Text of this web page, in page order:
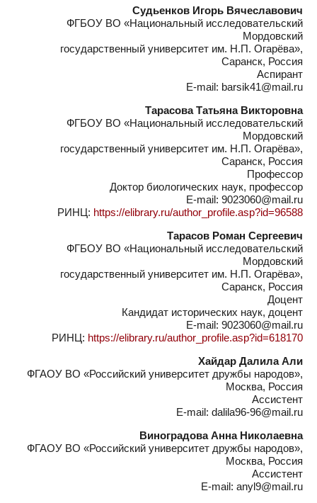
Судьенков Игорь Вячеславович
ФГБОУ ВО «Национальный исследовательский
Мордовский
государственный университет им. Н.П. Огарёва»,
Саранск, Россия
Аспирант
E-mail: barsik41@mail.ru
Тарасова Татьяна Викторовна
ФГБОУ ВО «Национальный исследовательский
Мордовский
государственный университет им. Н.П. Огарёва»,
Саранск, Россия
Профессор
Доктор биологических наук, профессор
E-mail: 9023060@mail.ru
РИНЦ: https://elibrary.ru/author_profile.asp?id=96588
Тарасов Роман Сергеевич
ФГБОУ ВО «Национальный исследовательский
Мордовский
государственный университет им. Н.П. Огарёва»,
Саранск, Россия
Доцент
Кандидат исторических наук, доцент
E-mail: 9023060@mail.ru
РИНЦ: https://elibrary.ru/author_profile.asp?id=618170
Хайдар Далила Али
ФГАОУ ВО «Российский университет дружбы народов»,
Москва, Россия
Ассистент
E-mail: dalila96-96@mail.ru
Виноградова Анна Николаевна
ФГАОУ ВО «Российский университет дружбы народов»,
Москва, Россия
Ассистент
E-mail: anyl9@mail.ru